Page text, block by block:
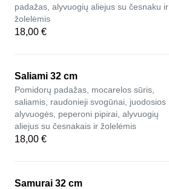
padažas, alyvuogių aliejus su česnaku ir
žolelėmis
18,00 €
Saliami 32 cm
Pomidorų padažas, mocarelos sūris,
saliamis, raudonieji svogūnai, juodosios
alyvuogės, peperoni pipirai, alyvuogių
aliejus su česnakais ir žolelėmis
18,00 €
Samurai 32 cm